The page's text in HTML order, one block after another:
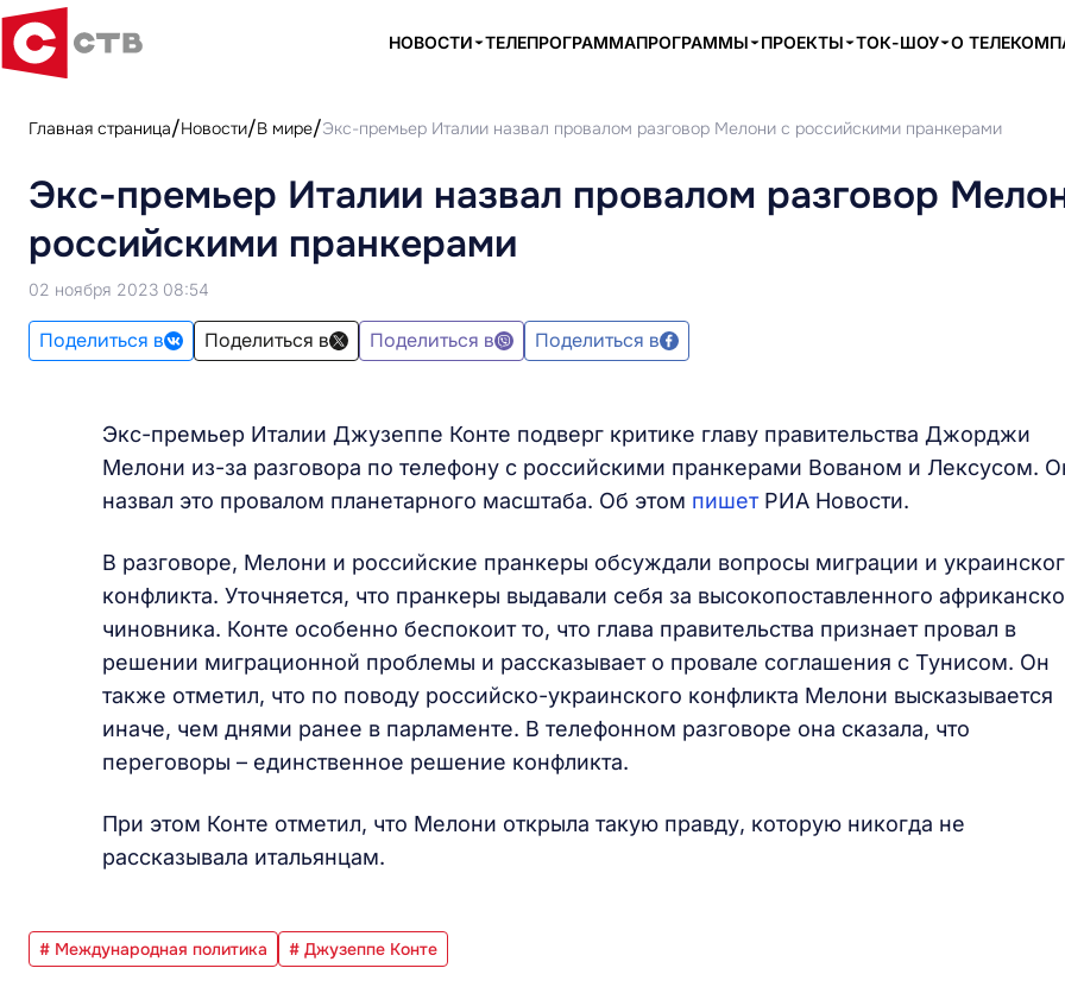
НОВОСТИ ТЕЛЕПРОГРАММАПРОГРАММЫ ПРОЕКТЫ ТОК-ШОУ О
Главная страница Новости В мире Экс-премьер Италии назвал провалом разговор Мелони с российскими пранкерами
Экс-премьер Италии назвал провалом разговор
российскими пранкерами
02 ноября 2023 08:54
Поделиться в Поделиться в Поделиться в Поделиться в
Экс-премьер Италии Джузеппе Конте подверг критике главу правительства Джорджи
Мелони из-за разговора по телефону с российскими пранкерами Вованом и Лексусом.
назвал это провалом планетарного масштаба. Об этом пишетРИА Новости.
В разговоре, Мелони и российские пранкеры обсуждали вопросы миграции и
конфликта. Уточняется, что пранкеры выдавали себя за высокопоставленного
чиновника. Конте особенно беспокоит то, что глава правительства признает провал в
решении миграционной проблемы и рассказывает о провале соглашения с Тунисом. Он
также отметил, что по поводу российско-украинского конфликта Мелони высказывается
иначе, чем днями ранее в парламенте. В телефонном разговоре она сказала, что
переговоры – единственное решение конфликта.
При этом Конте отметил, что Мелони открыла такую правду, которую никогда не
рассказывала итальянцам.
# Международная политика # Джузеппе Конте